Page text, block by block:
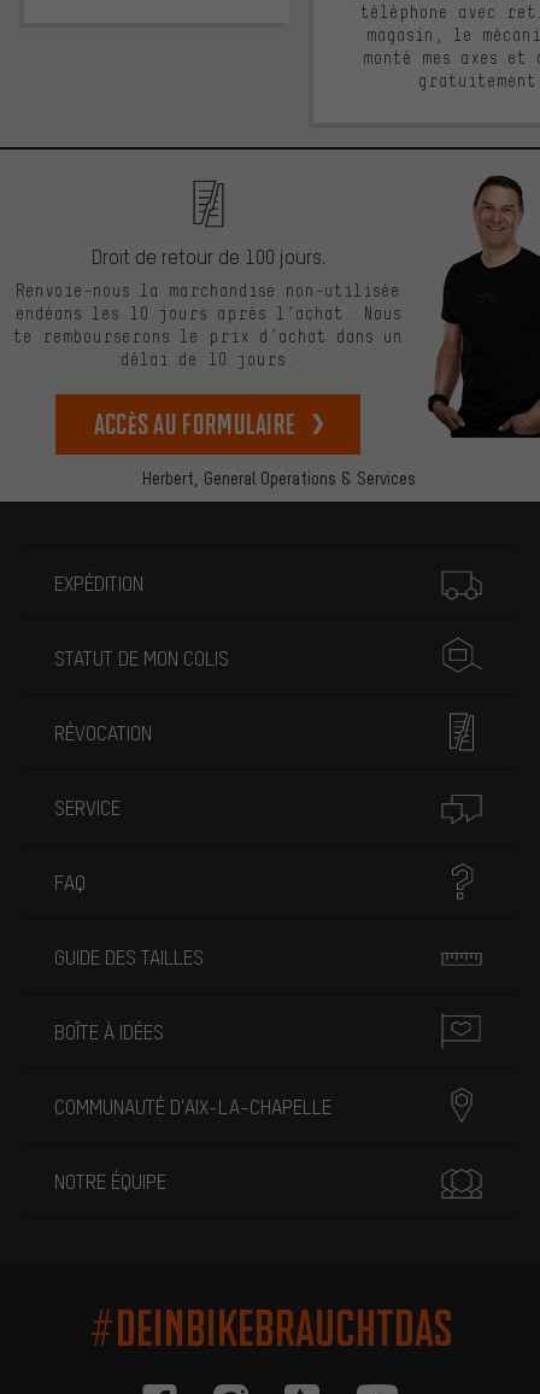
téléphone avec
magasin, le
monté mes axes et
Herbert, General Operations & Services
Droit de retour de 100 jours.
Renvoie-nous la marchandise non-utilisée
endéans les 10 jours après l’achat. Nous
te rembourserons le prix d’achat dans un
délai de 10 jours.
Accès au formulaire
EXPÉDITION
STATUT DE MON COLIS
RÉVOCATION
SERVICE
FAQ
GUIDE DES TAILLES
BOÎTE À IDÉES
COMMUNAUTÉ D'AIX-LA-CHAPELLE
NOTRE ÉQUIPE
#DEINBIKEBRAUCHTDAS